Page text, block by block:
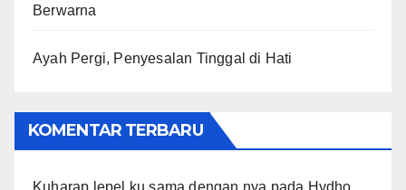
Berwarna
Ayah Pergi, Penyesalan Tinggal di Hati
KOMENTAR TERBARU
Kuharap lepel ku sama dengan nya pada Hydho